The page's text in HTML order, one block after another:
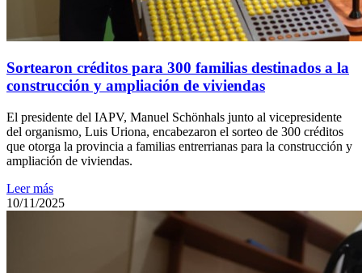
Sortearon créditos para 300 familias destinados a la
construcción y ampliación de viviendas
El presidente del IAPV, Manuel Schönhals junto al vicepresidente
del organismo, Luis Uriona, encabezaron el sorteo de 300 créditos
que otorga la provincia a familias entrerrianas para la construcción y
ampliación de viviendas.
Leer más
10/11/2025